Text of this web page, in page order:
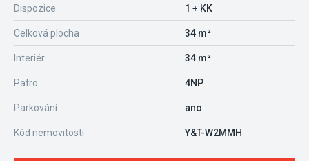
Dispozice 1 + KK
Celková plocha 34 m²
Interiér 34 m²
Patro 4NP
Parkování ano
Kód nemovitosti Y&T-W2MMH